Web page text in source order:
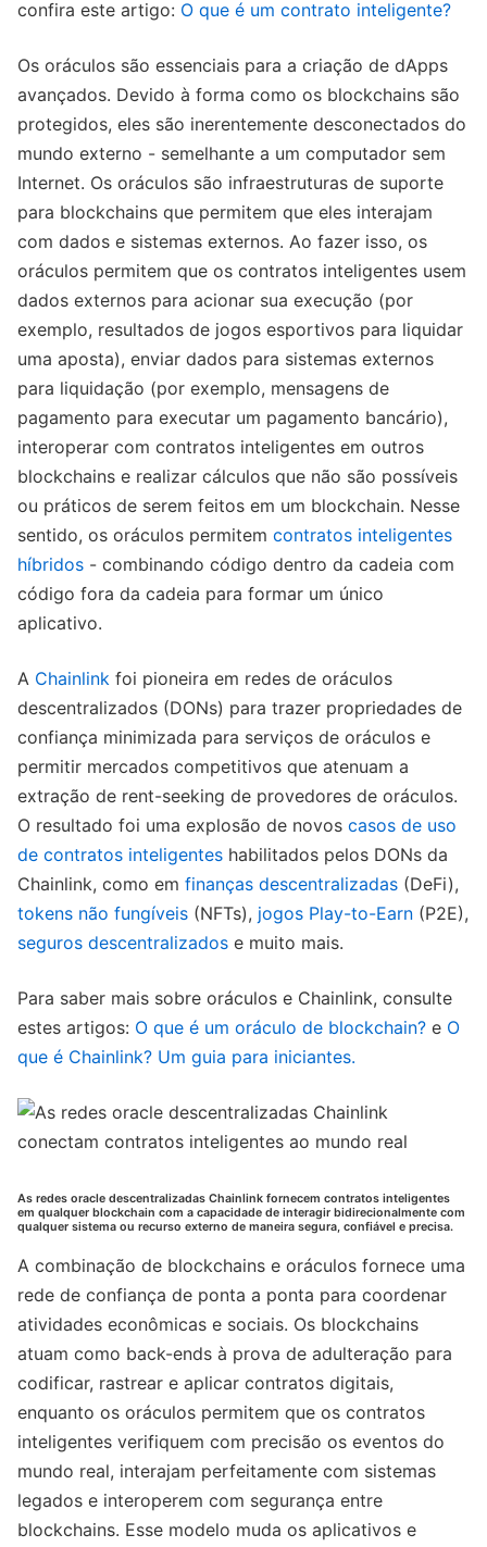
confira este artigo: O que é um contrato inteligente?
Os oráculos são essenciais para a criação de dApps
avançados. Devido à forma como os blockchains são
protegidos, eles são inerentemente desconectados do
mundo externo - semelhante a um computador sem
Internet. Os oráculos são infraestruturas de suporte
para blockchains que permitem que eles interajam
com dados e sistemas externos. Ao fazer isso, os
oráculos permitem que os contratos inteligentes usem
dados externos para acionar sua execução (por
exemplo, resultados de jogos esportivos para liquidar
uma aposta), enviar dados para sistemas externos
para liquidação (por exemplo, mensagens de
pagamento para executar um pagamento bancário),
interoperar com contratos inteligentes em outros
blockchains e realizar cálculos que não são possíveis
ou práticos de serem feitos em um blockchain. Nesse
sentido, os oráculos permitem contratos inteligentes
híbridos - combinando código dentro da cadeia com
código fora da cadeia para formar um único
aplicativo.
A Chainlink foi pioneira em redes de oráculos
descentralizados (DONs) para trazer propriedades de
confiança minimizada para serviços de oráculos e
permitir mercados competitivos que atenuam a
extração de rent-seeking de provedores de oráculos.
O resultado foi uma explosão de novos casos de uso
de contratos inteligentes habilitados pelos DONs da
Chainlink, como em finanças descentralizadas (DeFi),
tokens não fungíveis (NFTs), jogos Play-to-Earn (P2E),
seguros descentralizados e muito mais.
Para saber mais sobre oráculos e Chainlink, consulte
estes artigos: O que é um oráculo de blockchain? e O
que é Chainlink? Um guia para iniciantes.
As redes oracle descentralizadas Chainlink fornecem contratos inteligentes
em qualquer blockchain com a capacidade de interagir bidirecionalmente com
qualquer sistema ou recurso externo de maneira segura, confiável e precisa.
A combinação de blockchains e oráculos fornece uma
rede de confiança de ponta a ponta para coordenar
atividades econômicas e sociais. Os blockchains
atuam como back-ends à prova de adulteração para
codificar, rastrear e aplicar contratos digitais,
enquanto os oráculos permitem que os contratos
inteligentes verifiquem com precisão os eventos do
mundo real, interajam perfeitamente com sistemas
legados e interoperem com segurança entre
blockchains. Esse modelo muda os aplicativos e